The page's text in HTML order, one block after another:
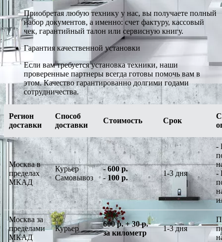
Приобретая любую технику у нас, вы получаете полный
набор документов, а именно: счет фактуру, кассовый
чек, гарантийный талон или сервисную книгу.
Гарантия качественной установки
Если вам требуется установка техники, наши
проверенные партнеры всегда готовы помочь вам в
этом. Качество гарантированно долгими годами
сотрудничества.
Регион
доставки
Способ
доставки
Стоимость Срок
Москва в
пределах
МКАД
Курьер
Самовывоз
-600 р.
-100 р.
1-3 дня
-
-
Москва за
пределами
МКАД
Курьер
600 р. + 30 р.
за километр
1-3 дня